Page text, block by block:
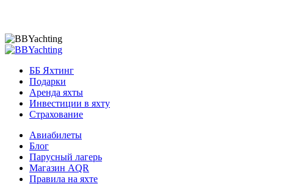
ББ Яхтинг
Подарки
Аренда яхты
Инвестиции в яхту
Страхование
Авиабилеты
Блог
Парусный лагерь
Магазин AQR
Правила на яхте